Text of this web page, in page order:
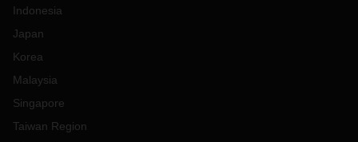
Indonesia
Japan
Korea
Malaysia
Singapore
Taiwan Region